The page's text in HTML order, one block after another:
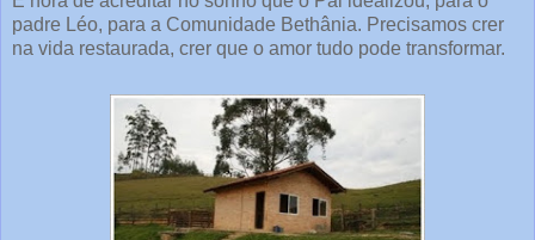
padre Léo, para a Comunidade Bethânia. Precisamos crer
na vida restaurada, crer que o amor tudo pode transformar.